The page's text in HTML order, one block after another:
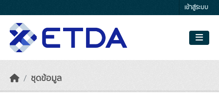
เข้าสู่ระบบ
ชุดข้อมูล